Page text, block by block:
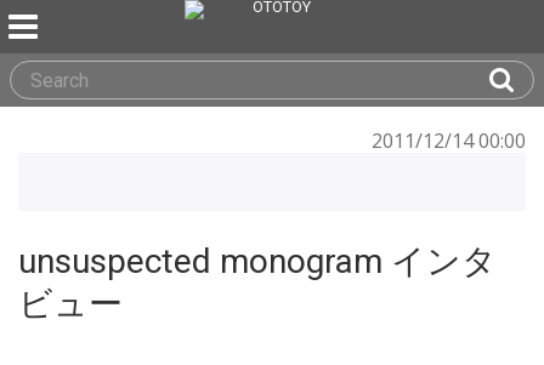
2011/12/14 00:00
unsuspected monogram インタ
ビュー